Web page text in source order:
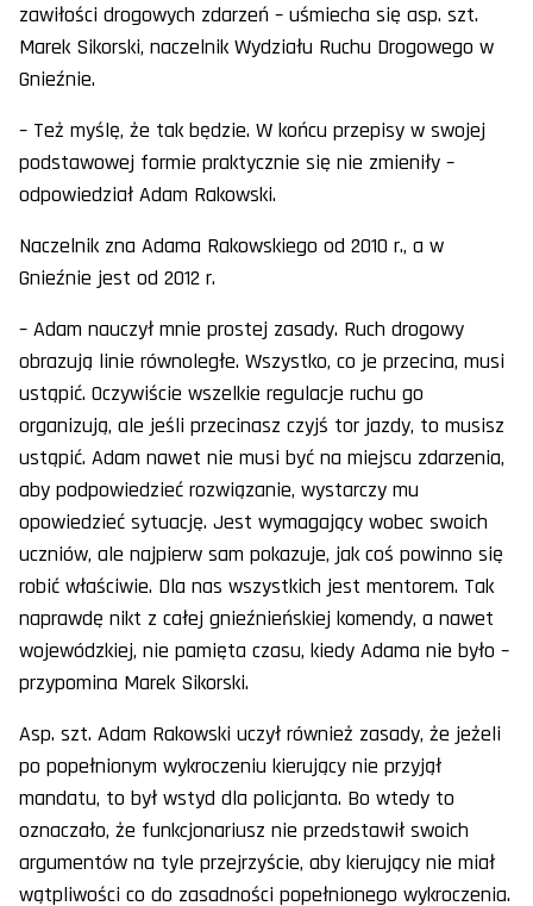
zawiłości drogowych zdarzeń – uśmiecha się asp. szt.
Marek Sikorski, naczelnik Wydziału Ruchu Drogowego w
Gnieźnie.
– Też myślę, że tak będzie. W końcu przepisy w swojej
podstawowej formie praktycznie się nie zmieniły –
odpowiedział Adam Rakowski.
Naczelnik zna Adama Rakowskiego od 2010 r., a w
Gnieźnie jest od 2012 r.
– Adam nauczył mnie prostej zasady. Ruch drogowy
obrazują linie równoległe. Wszystko, co je przecina, musi
ustąpić. Oczywiście wszelkie regulacje ruchu go
organizują, ale jeśli przecinasz czyjś tor jazdy, to musisz
ustąpić. Adam nawet nie musi być na miejscu zdarzenia,
aby podpowiedzieć rozwiązanie, wystarczy mu
opowiedzieć sytuację. Jest wymagający wobec swoich
uczniów, ale najpierw sam pokazuje, jak coś powinno się
robić właściwie. Dla nas wszystkich jest mentorem. Tak
naprawdę nikt z całej gnieźnieńskiej komendy, a nawet
wojewódzkiej, nie pamięta czasu, kiedy Adama nie było –
przypomina Marek Sikorski.
Asp. szt. Adam Rakowski uczył również zasady, że jeżeli
po popełnionym wykroczeniu kierujący nie przyjął
mandatu, to był wstyd dla policjanta. Bo wtedy to
oznaczało, że funkcjonariusz nie przedstawił swoich
argumentów na tyle przejrzyście, aby kierujący nie miał
wątpliwości co do zasadności popełnionego wykroczenia.